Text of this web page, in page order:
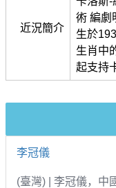
近況簡介
術 編劇
生於
生肖中
起支持
李冠儀
(臺灣) | 李冠儀，中